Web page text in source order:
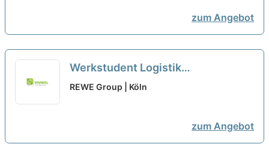
zum Angebot
Werkstudent Logistik
Administration und Abrechnung
REWE Group | Köln
zum Angebot